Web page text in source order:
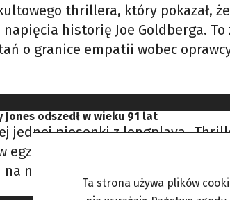
thrillera, który pokazał,
historię Joe Goldberga.
o granice empatii wobec
odszedł w wieku 91 lat
jednej piosenki z longplaya
egzemplarzy. „Ma zamiłowanie
nim piosenki „Pretty Young
Ta strona używa plików